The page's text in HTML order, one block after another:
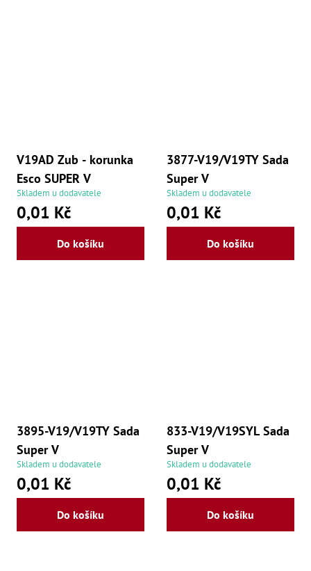
V19AD Zub - korunka
Esco SUPER V
Skladem u dodavatele
0,01 Kč
Do košíku
3877-V19/V19TY Sada
Super V
Skladem u dodavatele
0,01 Kč
Do košíku
3895-V19/V19TY Sada
Super V
Skladem u dodavatele
0,01 Kč
Do košíku
833-V19/V19SYL Sada
Super V
Skladem u dodavatele
0,01 Kč
Do košíku